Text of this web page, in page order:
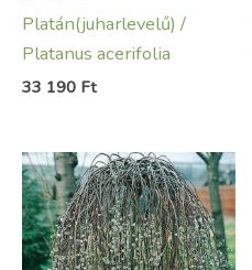
Platán(juharlevelű) /
Platanus acerifolia
33 190 Ft